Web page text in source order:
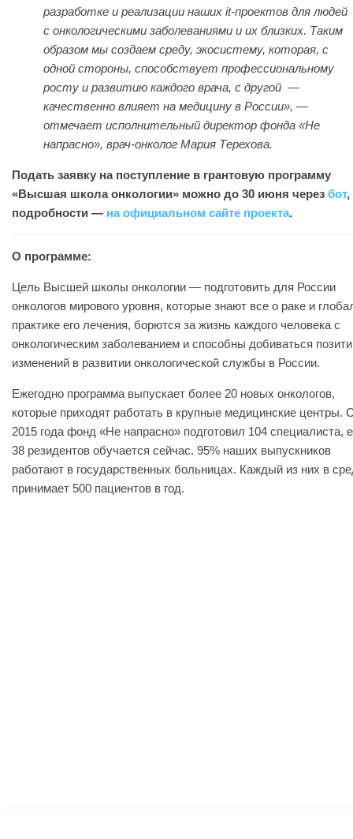
разработке и реализации наших it-проектов для людей
с онкологическими заболеваниями и их близких. Таким
образом мы создаем среду, экосистему, которая, с
одной стороны, способствует профессиональному
росту и развитию каждого врача, с другой —
качественно влияет на медицину в России», —
отмечает исполнительный директор фонда «Не
напрасно», врач-онколог Мария Терехова.
Подать заявку на поступление в грантовую программу
«Высшая школа онкологии» можно до 30 июня через бот,
подробности — на официальном сайте проекта.
О программе:
Цель Высшей школы онкологии — подготовить для России
онкологов мирового уровня, которые знают все о раке и
практике его лечения, борются за жизнь каждого человека с
онкологическим заболеванием и способны добиваться
изменений в развитии онкологической службы в России.
Ежегодно программа выпускает более 20 новых онкологов,
которые приходят работать в крупные медицинские центры.
2015 года фонд «Не напрасно» подготовил 104 специалиста,
38 резидентов обучается сейчас. 95% наших выпускников
работают в государственных больницах. Каждый из них в
принимает 500 пациентов в год.